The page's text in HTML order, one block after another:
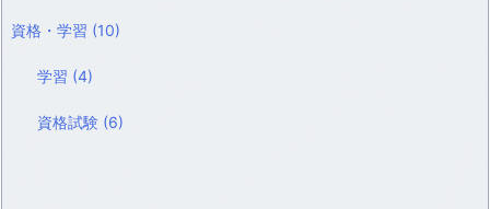
資格・学習 (10)
学習 (4)
資格試験 (6)